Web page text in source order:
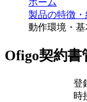
製品の特徴・
動作環境・基
Ofigo契約書
登
時